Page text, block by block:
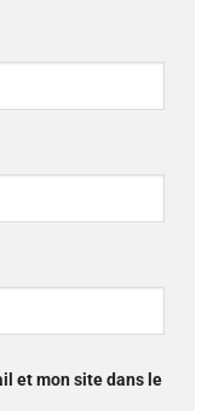
et mon site dans le